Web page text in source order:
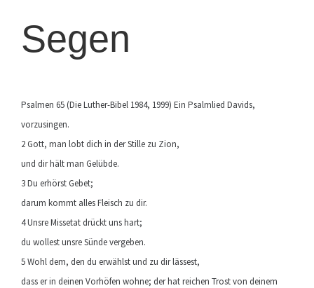
Segen
Psalmen 65 (Die Luther-Bibel 1984, 1999) Ein Psalmlied Davids,
vorzusingen.
2 Gott, man lobt dich in der Stille zu Zion,
und dir hält man Gelübde.
3 Du erhörst Gebet;
darum kommt alles Fleisch zu dir.
4 Unsre Missetat drückt uns hart;
du wollest unsre Sünde vergeben.
5 Wohl dem, den du erwählst und zu dir lässest,
dass er in deinen Vorhöfen wohne; der hat reichen Trost von deinem